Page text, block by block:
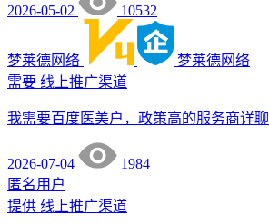
2026-05-02 10532
梦莱德网络
梦莱德网络
需要 线上推广渠道
我需要百度医美户，政策高的服务商详聊
2026-07-04
1984
匿名用户
提供 线上推广渠道